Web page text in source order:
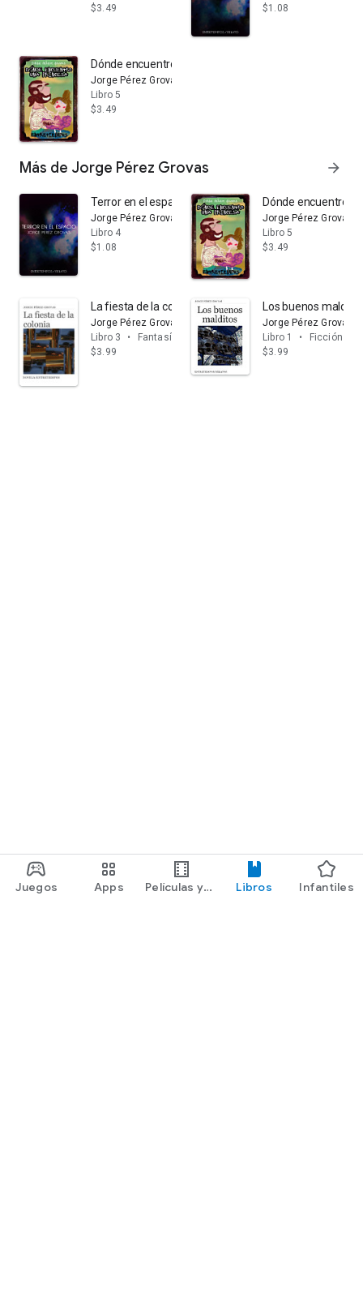
Juegos Apps
Películas y
Libros Infantiles
$3.49
$1.08
Dónde encuentro una princesa
Jorge Pérez Grovas
Libro 5
$3.49
Más de Jorge Pérez Grovas arrow_forward
Terror en el espacio
Jorge Pérez Grovas
Libro 4
$1.08
Dónde encuentro
Jorge Pérez Grovas
Libro 5
$3.49
La fiesta de la colonia
Jorge Pérez Grovas
Libro 3
•
Fantasía
$3.99
Los buenos
Jorge Pérez Grovas
Libro 1
•
Ficción y
$3.99